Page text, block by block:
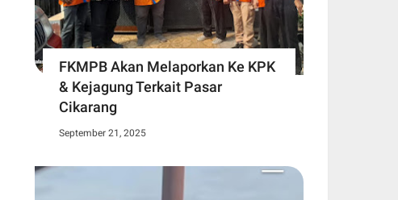
FKMPB Akan Melaporkan Ke KPK
& Kejagung Terkait Pasar
Cikarang
September 21, 2025